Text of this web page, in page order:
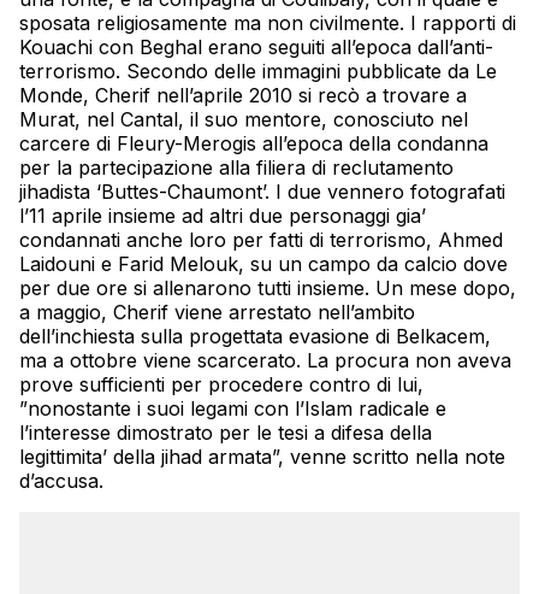
sposata religiosamente ma non civilmente. I rapporti di
Kouachi con Beghal erano seguiti all’epoca dall’anti-
terrorismo. Secondo delle immagini pubblicate da Le
Monde, Cherif nell’aprile 2010 si recò a trovare a
Murat, nel Cantal, il suo mentore, conosciuto nel
carcere di Fleury-Merogis all’epoca della condanna
per la partecipazione alla filiera di reclutamento
jihadista ‘Buttes-Chaumont’. I due vennero fotografati
l’11 aprile insieme ad altri due personaggi gia’
condannati anche loro per fatti di terrorismo, Ahmed
Laidouni e Farid Melouk, su un campo da calcio dove
per due ore si allenarono tutti insieme. Un mese dopo,
a maggio, Cherif viene arrestato nell’ambito
dell’inchiesta sulla progettata evasione di Belkacem,
ma a ottobre viene scarcerato. La procura non aveva
prove sufficienti per procedere contro di lui,
”nonostante i suoi legami con l’Islam radicale e
l’interesse dimostrato per le tesi a difesa della
legittimita’ della jihad armata”, venne scritto nella note
d’accusa.